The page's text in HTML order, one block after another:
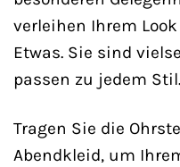
verleihen Ihrem
Etwas. Sie sind
passen zu jedem Stil.
Tragen Sie die
Abendkleid, um